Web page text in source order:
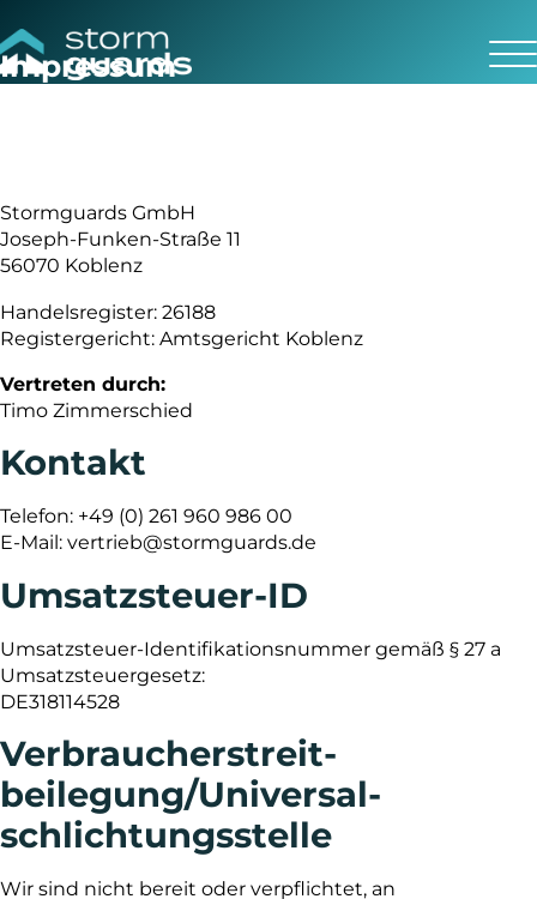
Impressum
Stormguards GmbH
Joseph-Funken-Straße 11
56070 Koblenz
Handelsregister: 26188
Registergericht: Amtsgericht Koblenz
Vertreten durch:
Timo Zimmerschied
Kontakt
Telefon: +49 (0) 261 960 986 00
E-Mail: vertrieb@stormguards.de
Umsatzsteuer-ID
Umsatzsteuer-Identifikationsnummer gemäß § 27 a
Umsatzsteuergesetz:
DE318114528
Verbraucher­streit­
beilegung/Universal­
schlichtungs­stelle
Wir sind nicht bereit oder verpflichtet, an